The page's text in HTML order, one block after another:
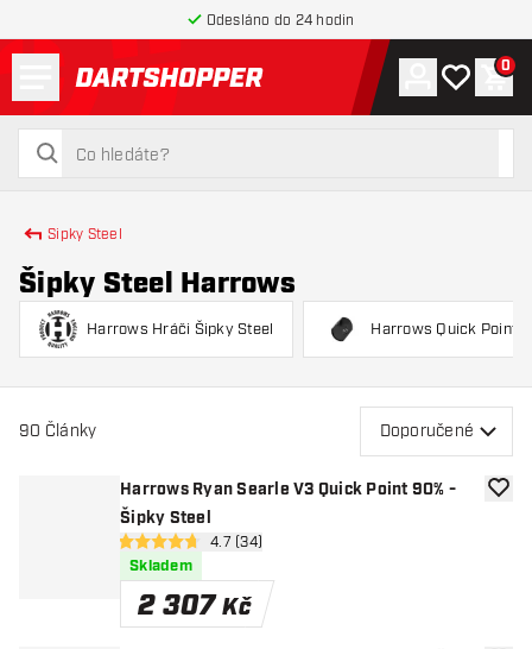
Odesláno do 24 hodin
Zpět na hlavní stránku
hledat
hledat
ÚčetMůj 0
Sipky Steel
Šipky Steel Harrows
Harrows Hráči Šipky Steel Harrows Quick Point
90 Články Doporučené
Harrows Ryan Searle V3 Quick Point 90% -
Šipky Steel
otevřít panel recenzí
4.7 hodnoticí hvězdičky
4.7 (34)
Skladem
2 307 Kč